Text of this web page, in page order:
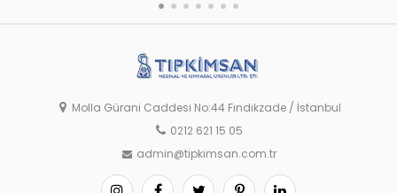
Molla Gürani Caddesi No:44 Fındıkzade / İstanbul
0212 621 15 05
admin@tipkimsan.com.tr